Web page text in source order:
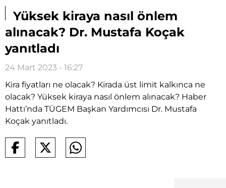
Yüksek kiraya nasıl önlem
alınacak? Dr. Mustafa Koçak
yanıtladı
24 Mart 2023 - 16:27
Kira fiyatları ne olacak? Kirada üst limit kalkınca ne
olacak? Yüksek kiraya nasıl önlem alınacak? Haber
Hattı’nda TÜGEM Başkan Yardımcısı Dr. Mustafa
Koçak yanıtladı.